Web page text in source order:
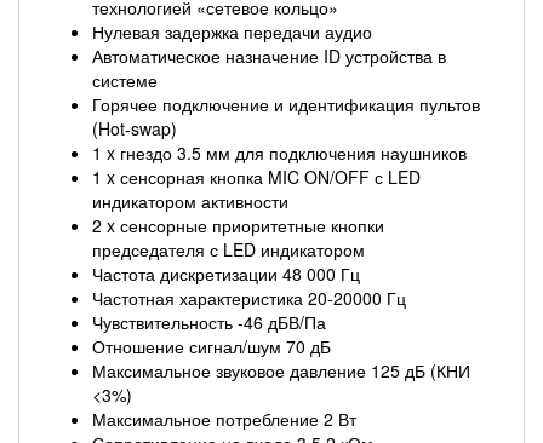
технологией «сетевое кольцо»
Нулевая задержка передачи аудио
Автоматическое назначение ID устройства в
системе
Горячее подключение и идентификация пультов
(Hot-swap)
1 x гнездо 3.5 мм для подключения наушников
1 x сенсорная кнопка MIC ON/OFF с LED
индикатором активности
2 x сенсорные приоритетные кнопки
председателя с LED индикатором
Частота дискретизации 48 000 Гц
Частотная характеристика 20-20000 Гц
Чувствительность -46 дБВ/Па
Отношение сигнал/шум 70 дБ
Максимальное звуковое давление 125 дБ (КНИ
<3%)
Максимальное потребление 2 Вт